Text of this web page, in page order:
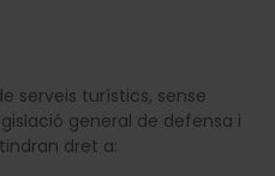
serveis turístics, sense
general de defensa i
dret a: